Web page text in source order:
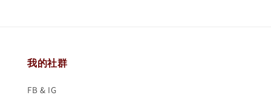
我的社群
FB & IG